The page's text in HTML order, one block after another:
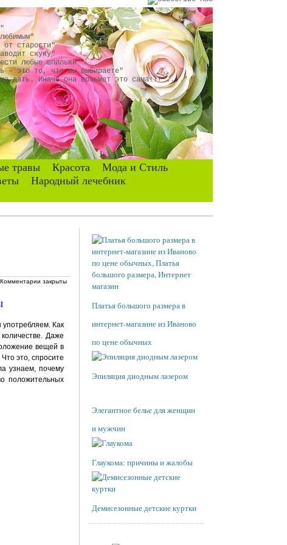
от старости"
скуку"
любые шпильки"
– это то, что вы выбираете"
дать. Иначе она возьмет это сама!!! ... "
травы Красота
Мода и Стиль
Народный лечебник
Комментарии закрыты
Как
Даже
вещей в
это, спросите
узнаем, почему
положительных
Платья большого размера в
интернет-магазине из Иваново
по цене обычных
Эпиляция диодным лазером
Элегантное белье для женщин
и мужчин
Глаукома: причины и жалобы
Демисезонные детские куртки